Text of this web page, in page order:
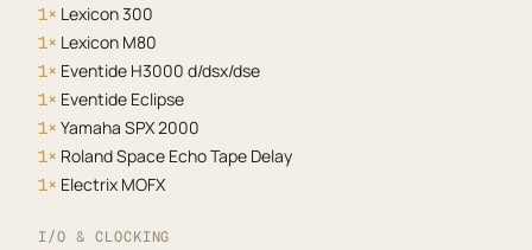
1× Lexicon 300
1× Lexicon M80
1× Eventide H3000 d/dsx/dse
1× Eventide Eclipse
1× Yamaha SPX 2000
1× Roland Space Echo Tape Delay
1× Electrix MOFX
I/O & CLOCKING